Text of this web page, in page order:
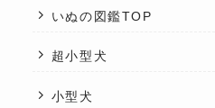
いぬの図鑑TOP
超小型犬
小型犬